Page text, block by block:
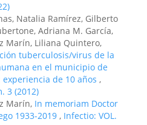
Natalia Ramírez, Gilberto
Adriana M. García,
Marín, Liliana Quintero,
tuberculosis/virus de la
en el municipio de
de 10 años ,
3 (2012)
Marín, In memoriam Doctor
1933-2019 , Infectio: VOL.